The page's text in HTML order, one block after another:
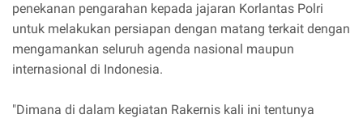
penekanan pengarahan kepada jajaran Korlantas Polri
untuk melakukan persiapan dengan matang terkait dengan
mengamankan seluruh agenda nasional maupun
internasional di Indonesia.
"Dimana di dalam kegiatan Rakernis kali ini tentunya